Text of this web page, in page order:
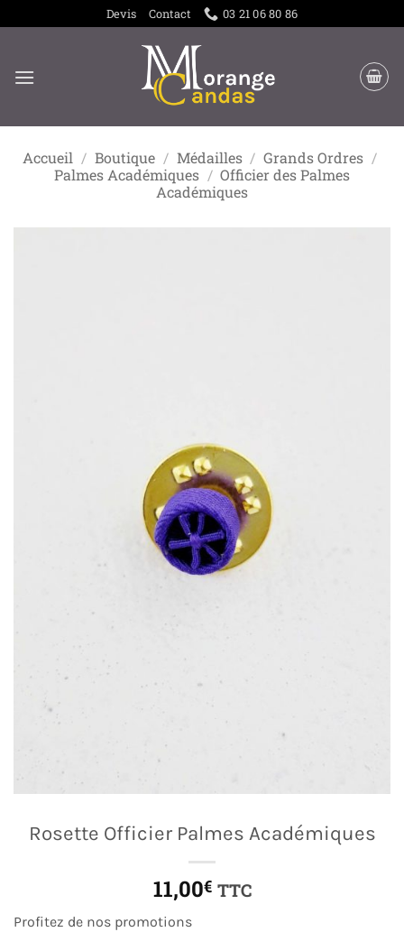
au
Devis Contact 03 21 06 80 86
Accueil / Boutique / Médailles / Grands Ordres /
Palmes Académiques / Officier des Palmes
Académiques
Rosette Officier Palmes Académiques
11,00€ TTC
Profitez de nos promotions